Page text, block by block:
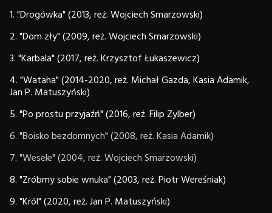
1. "Drogówka" (2013, reż. Wojciech Smarzowski)
2. "Dom zły" (2009, reż. Wojciech Smarzowski)
3. "Karbala" (2017, reż. Krzysztof Łukaszewicz)
4. "Wataha" (2014-2020, reż. Michał Gazda, Kasia Adamik,
Jan P. Matuszyński)
5. "Po prostu przyjaźń" (2016, reż. Filip Zylber)
6. "Boisko bezdomnych" (2008, reż. Kasia Adamik)
7. "Wesele" (2004, reż. Wojciech Smarzowski)
8. "Zróbmy sobie wnuka" (2003, reż. Piotr Wereśniak)
9. "Król" (2020, reż. Jan P. Matuszyński)